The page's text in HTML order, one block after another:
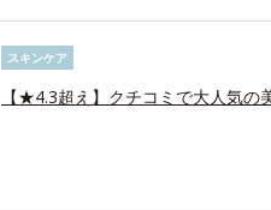
スキンケア
【★4.3超え】クチコミで大人気の